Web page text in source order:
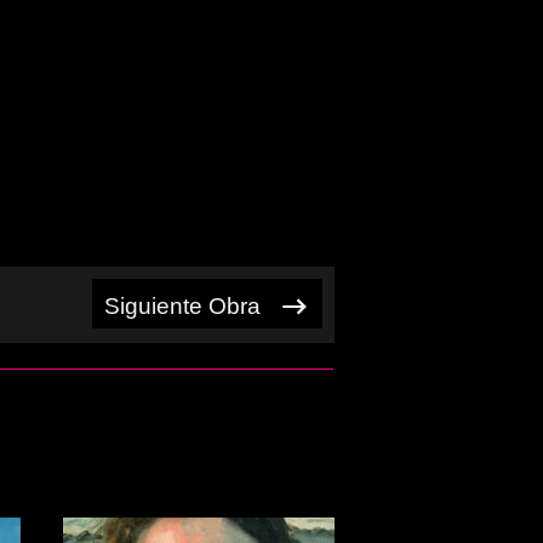
Siguiente Obra